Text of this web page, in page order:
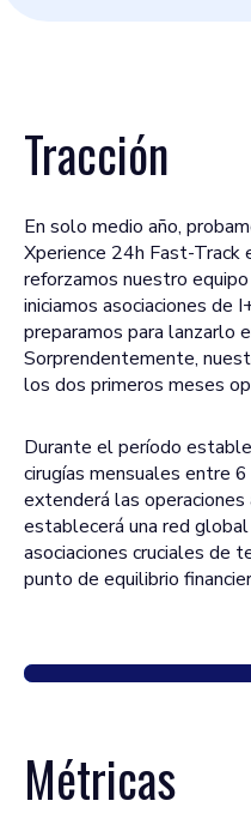
Tracción
En solo medio año,
Xperience 24h Fast-Track
reforzamos nuestro
iniciamos asociaciones de
preparamos para lanzarlo
Sorprendentemente,
los dos primeros meses
Durante el período
cirugías mensuales entre
extenderá las operaciones
establecerá una red
asociaciones cruciales de
punto de equilibrio
Métricas